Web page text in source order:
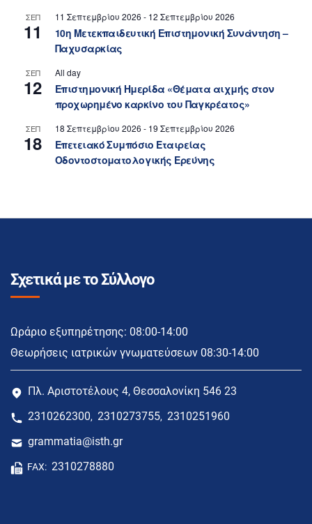
ΣΕΠ
11
11 Σεπτεμβρίου 2026 - 12 Σεπτεμβρίου 2026
10η Μετεκπαιδευτική Επιστημονική Συνάντηση –
Παχυσαρκίας
ΣΕΠ
12
All day
Επιστημονική Ημερίδα «Θέματα αιχμής στον
προχωρημένο καρκίνο του Παγκρέατος»
ΣΕΠ
18
18 Σεπτεμβρίου 2026 - 19 Σεπτεμβρίου 2026
Επετειακό Συμπόσιο Εταιρείας
Οδοντοστοματολογικής Ερεύνης
Σχετικά με το Σύλλογο
Ωράριο εξυπηρέτησης: 08:00-14:00
Θεωρήσεις ιατρικών γνωματεύσεων 08:30-14:00
Πλ. Αριστοτέλους 4, Θεσσαλονίκη 546 23
2310262300, 2310273755, 2310251960
grammatia@isth.gr
FAX: 2310278880